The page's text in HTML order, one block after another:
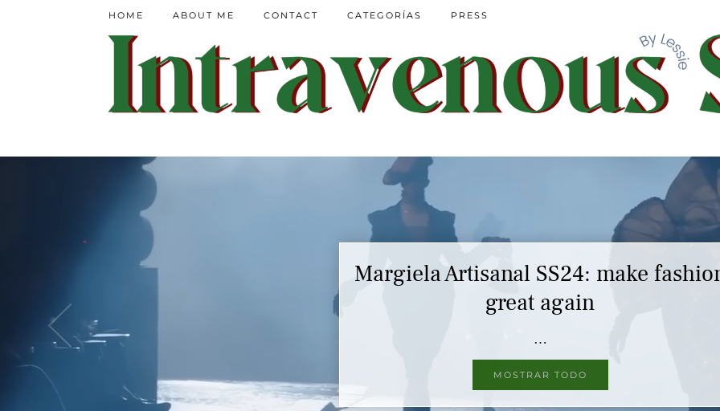
HOME ABOUT ME CONTACT CATEGORÍAS PRESS
Margiela Artisanal SS24: make
great again
…
MOSTRAR TODO